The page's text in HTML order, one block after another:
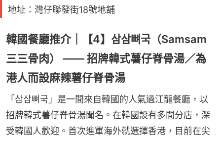
地址：灣仔聯發街18號地舖
韓國餐廳推介｜【4】삼삼뼈국（Samsam
三三骨肉） —— 招牌韓式薯仔脊骨湯／為
港人而設麻辣薯仔脊骨湯
「삼삼뼈국」是一間來自韓國的人氣過江龍餐廳，以
招牌韓式薯仔脊骨湯聞名。在韓國設有多間分店，深
受韓國人歡迎。首次進軍海外就選擇香港，目前在尖